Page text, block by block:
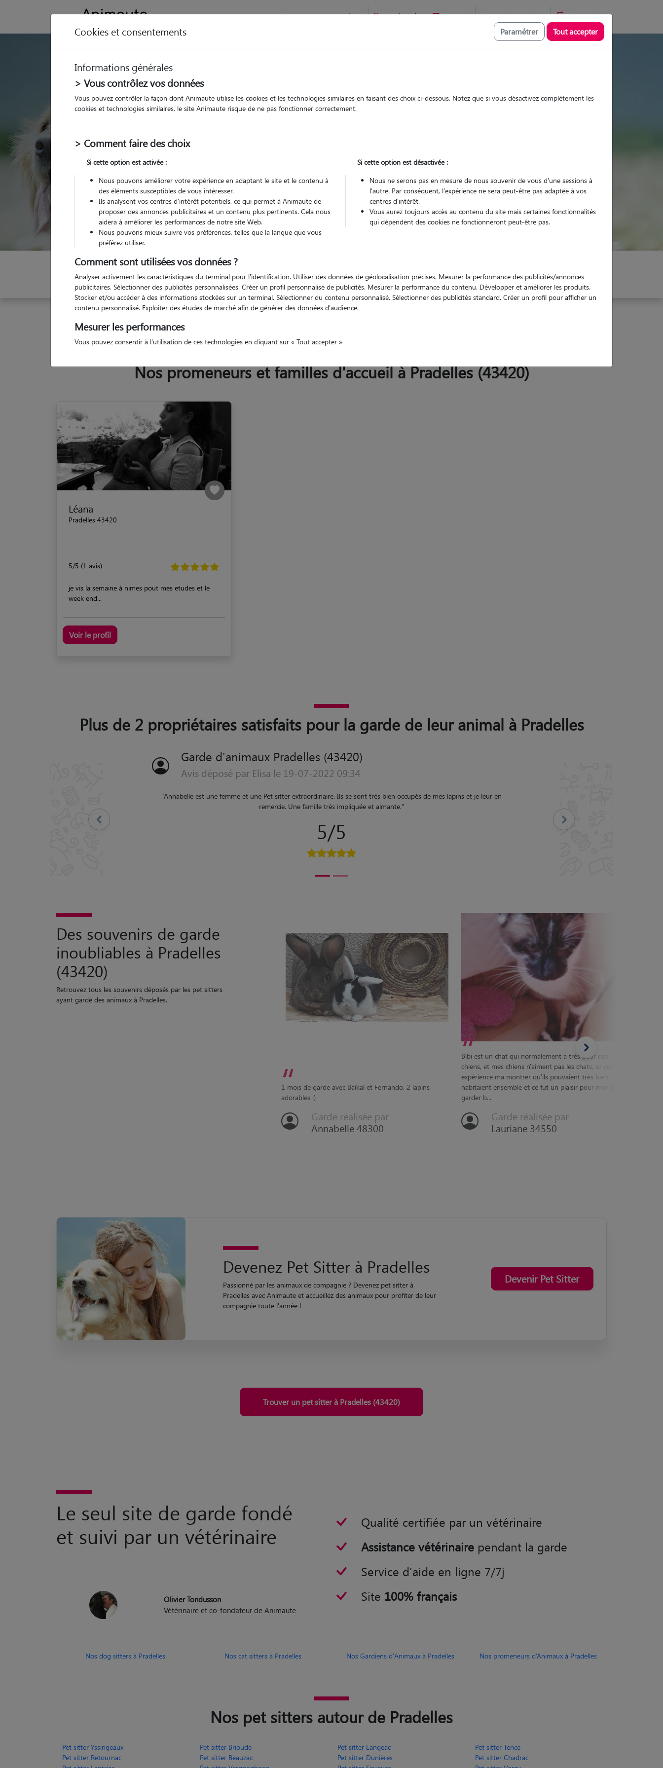
Comment ça marche ? Recherche Favoris Devenir pet sitter Connexion
GARDE ANIMAUX à Pradelles : Garde chien et chat en famille ou à domicile, visites et promenades
Trouvez une garde animaux à
Pradelles
Garde Promenades
Pour quel animal ?
Trouver mon Pet Sitter
Indiquez vos dates
Nos promeneurs et familles d'accueil à Pradelles (43420)
Léana
Pradelles 43420
5/5 (1 avis)
je vis la semaine à nimes pout mes etudes et le
week end...
Voir le profil
Plus de 2 propriétaires satisfaits pour la garde de leur animal à Pradelles
Garde d'animaux Pradelles (43420)
Avis déposé par Andrée le 03-01-2016 05:42
mon chat a été trés bien soigné, en famille avec deux petits chiens très gentils qui l'ont adopté. J'avais tous les jours un
message avec photo cela fait très plaisier quand vous étes à l'autre bout de la France. Je renouvellerai la garde et je la
5/5
Des souvenirs de garde
inoubliables à Pradelles
(43420)
Retrouvez tous les souvenirs déposés par les pet sitters
“
1 mois de garde avec Baïkal et Fernando, 2 lapins
Garde réalisée par
“
Bibi est un chat qui normalement a très peur des
chiens, et mes chiens n'aiment pas les chats, or cette
expérience ma montrer qu'ils pouvaient très bien co
habitaient ensemble et ce fut un plaisir pour moi de
Garde réalisée par
Devenez Pet Sitter à Pradelles
Passionné par les animaux de compagnie ? Devenez pet sitter à
Pradelles avec Animaute et accueillez des animaux pour profiter de leur
Devenir Pet Sitter
Le seul site de garde fondé
et suivi par un vétérinaire
Qualité certifiée par un vétérinaire
Assistance vétérinaire pendant la garde
Service d'aide en ligne 7/7j
Site 100% français
Olivier Tondusson
Nos pet sitters autour de Pradelles
Pet sitter Yssingeaux Pet sitter Brioude Pet sitter Langeac
Pet sitter Tence
Cookies et consentements Paramétrer Tout accepter
Informations générales
> Vous contrôlez vos données
Vous pouvez contrôler la façon dont Animaute utilise les cookies et les technologies similaires en faisant des choix ci-dessous. Notez que si vous désactivez complètement les
cookies et technologies similaires, le site Animaute risque de ne pas fonctionner correctement.
> Comment faire des choix
Si cette option est activée :
Nous pouvons améliorer votre expérience en adaptant le site et le contenu à
des éléments susceptibles de vous intéresser.
Ils analysent vos centres d'intérêt potentiels, ce qui permet à Animaute de
proposer des annonces publicitaires et un contenu plus pertinents. Cela nous
aidera à améliorer les performances de notre site Web.
Nous pouvons mieux suivre vos préférences, telles que la langue que vous
préférez utiliser.
Si cette option est désactivée :
Nous ne serons pas en mesure de nous souvenir de vous d'une sessions à
l'autre. Par conséquent, l'expérience ne sera peut-être pas adaptée à vos
centres d'intérêt.
Vous aurez toujours accès au contenu du site mais certaines fonctionnalités
qui dépendent des cookies ne fonctionneront peut-être pas.
Comment sont utilisées vos données ?
Analyser activement les caractéristiques du terminal pour l'identification. Utiliser des données de géolocalisation précises. Mesurer la performance des publicités/annonces
publicitaires. Sélectionner des publicités personnalisées. Créer un profil personnalisé de publicités. Mesurer la performance du contenu. Développer et améliorer les produits.
Stocker et/ou accéder à des informations stockées sur un terminal. Sélectionner du contenu personnalisé. Sélectionner des publicités standard. Créer un profil pour afficher un
contenu personnalisé. Exploiter des études de marché afin de générer des données d'audience.
Mesurer les performances
Vous pouvez consentir à l'utilisation de ces technologies en cliquant sur « Tout accepter »